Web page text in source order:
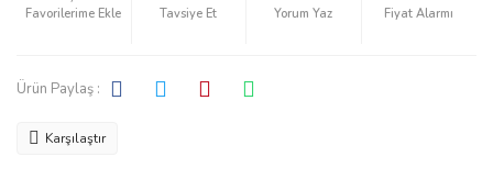
Tavsiye Et Yorum Yaz Fiyat Alarmı
Ürün Paylaş :
Karşılaştır